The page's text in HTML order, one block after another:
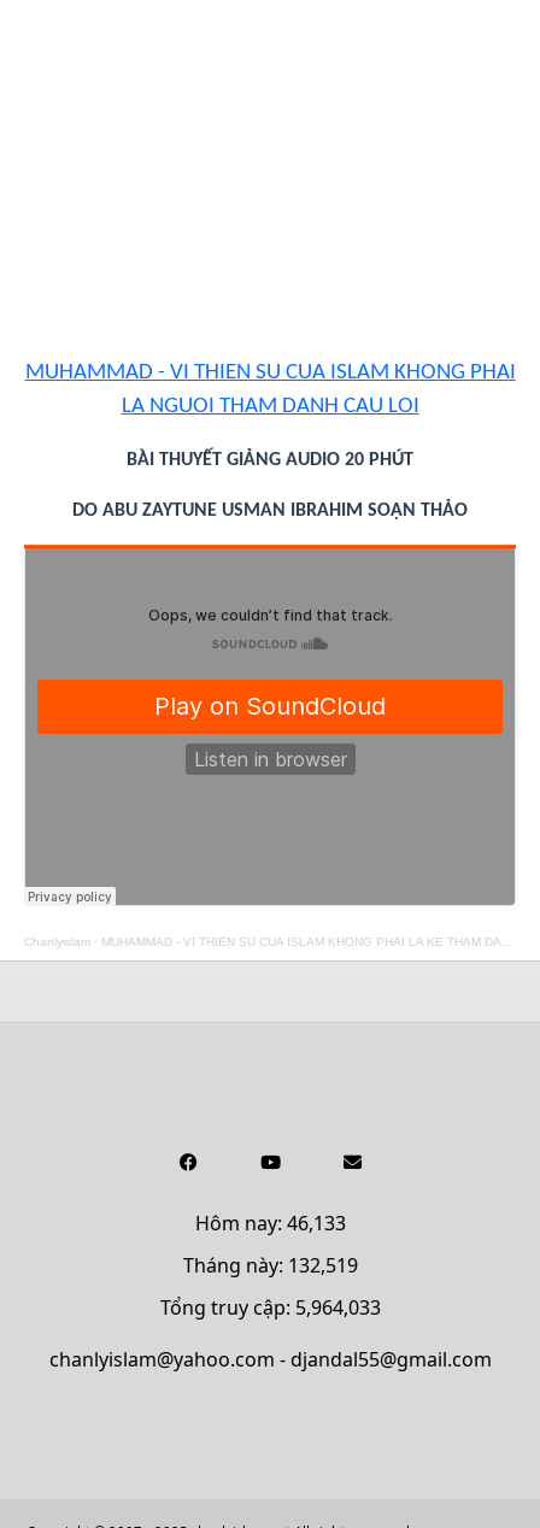
MUHAMMAD - VI THIEN SU CUA ISLAM KHONG PHAI
LA NGUOI THAM DANH CAU LOI
BÀI THUYẾT GIẢNG AUDIO 20 PHÚT
DO ABU ZAYTUNE USMAN IBRAHIM SOẠN THẢO
Chanlyislam · MUHAMMAD - VI THIEN SU CUA ISLAM KHONG PHAI LA KE THAM DANH CAU LOI
Hôm nay: 46,133
Tháng này: 132,519
Tổng truy cập: 5,964,033
chanlyislam@yahoo.com - djandal55@gmail.com